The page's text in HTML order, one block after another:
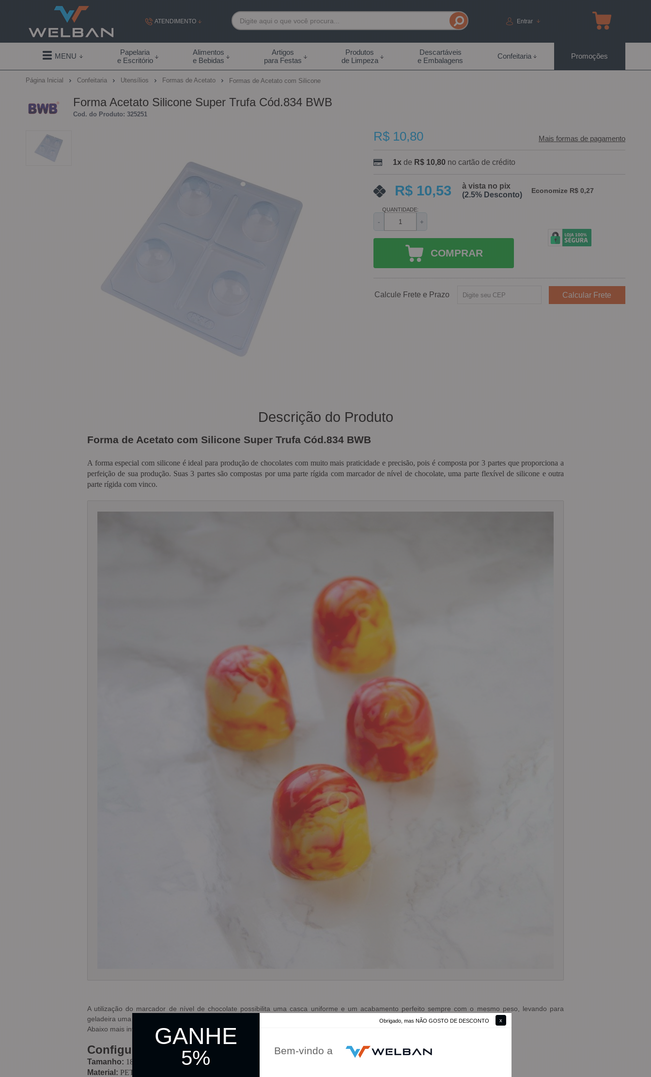
Obrigado, mas NÃO GOSTO DE DESCONTO
GANHE
5% Bem-vindo a
ATENDIMENTO
(19) 99855-7892
(19) 99855-7892
contato@welban.com.br
Segunda à sexta - 08:30h às 18:00h Sábados -
09:00h às 14:00h
Entrar
MENU
Papelaria
e Escritório
Alimentos
e Bebidas
Artigos
para Festas
Produtos
de Limpeza
Descartáveis
e Embalagens
Confeitaria Promoções
Página Inicial Confeitaria Utensílios Formas de Acetato Formas de Acetato com Silicone
Forma Acetato Silicone Super Trufa Cód.834 BWB
Cod. do Produto: 325251
R$ 10,80 Mais formas de pagamento
1xdeR$ 10,80 no cartão de crédito
R$ 10,53
à vista no pix
(2.5% Desconto)
Economize R$ 0,27
QUANTIDADE:
- +
COMPRAR
Calcule Frete e Prazo
Descrição do Produto
Forma de Acetato com Silicone Super Trufa Cód.834 BWB
A forma especial com silicone é ideal para produção de chocolates com muito mais praticidade e precisão, pois é composta por 3 partes que proporciona a
perfeição de sua produção. Suas 3 partes são compostas por uma parte rígida com marcador de nível de chocolate, uma parte flexível de silicone e outra
parte rígida com vinco.
A utilização do marcador de nível de chocolate possibilita uma casca uniforme e um acabamento perfeito sempre com o mesmo peso, levando para
geladeira uma única vez.
Abaixo mais informações do produto e suas instruções de uso.
Configuração do Produto
Tamanho:185mm x 245mm
Material:PET, Polietileno e pigmento